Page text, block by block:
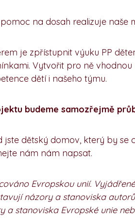
na dosah realizuje naše
je zpřístupnit výuku PP
Vytvořit pro ně vhodnou
dětí i našeho týmu.
budeme samozřejmě
jste dětský domov, který by se
nám nám napsat.
Evropskou unií.
názory a stanoviska
a stanoviska Evropské unie